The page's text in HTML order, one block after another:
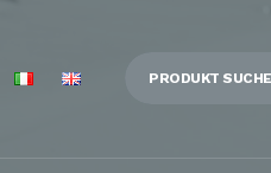
PRODUKT